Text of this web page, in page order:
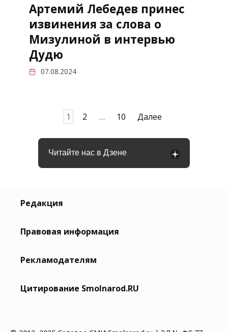
Артемий Лебедев принес
извинения за слова о
Мизулиной в интервью
Дудю
07.08.2024
1 2 … 10 Далее
Читайте нас в Дзене
Редакция
Правовая информация
Рекламодателям
Цитирование Smolnarod.RU